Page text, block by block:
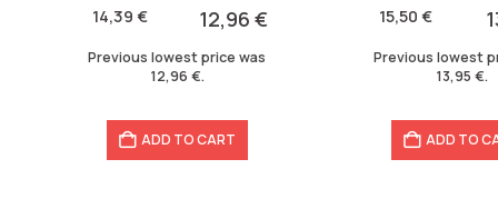
14,39 €
was:
14,39 €.
12,96€
12,96 €.
Previous lowest price was
12,96 €.
ADD TO CART
15,50 €
was:
15,50 €.
13,95 €.
Previous lowest
13,95€.
ADD TO